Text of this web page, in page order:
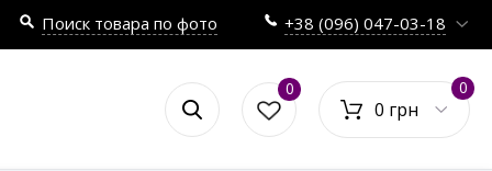
Поиск товара по фото +38 (096) 047-03-18
0
0 грн
0